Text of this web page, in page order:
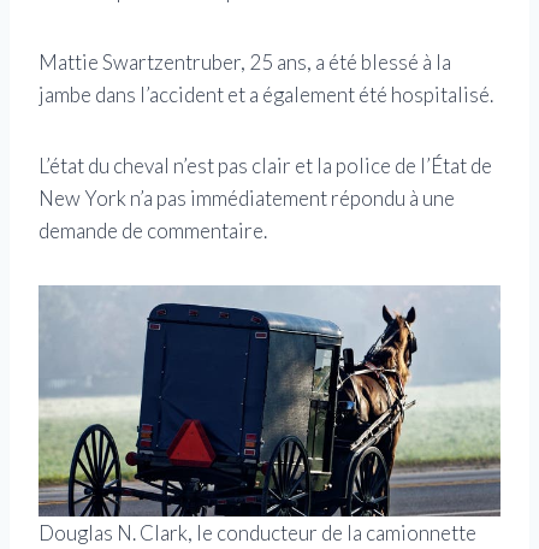
Mattie Swartzentruber, 25 ans, a été blessé à la
jambe dans l’accident et a également été hospitalisé.
L’état du cheval n’est pas clair et la police de l’État de
New York n’a pas immédiatement répondu à une
demande de commentaire.
Douglas N. Clark, le conducteur de la camionnette